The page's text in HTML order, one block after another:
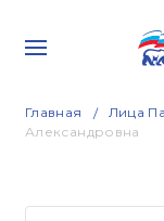
Главная Лица
Александровна